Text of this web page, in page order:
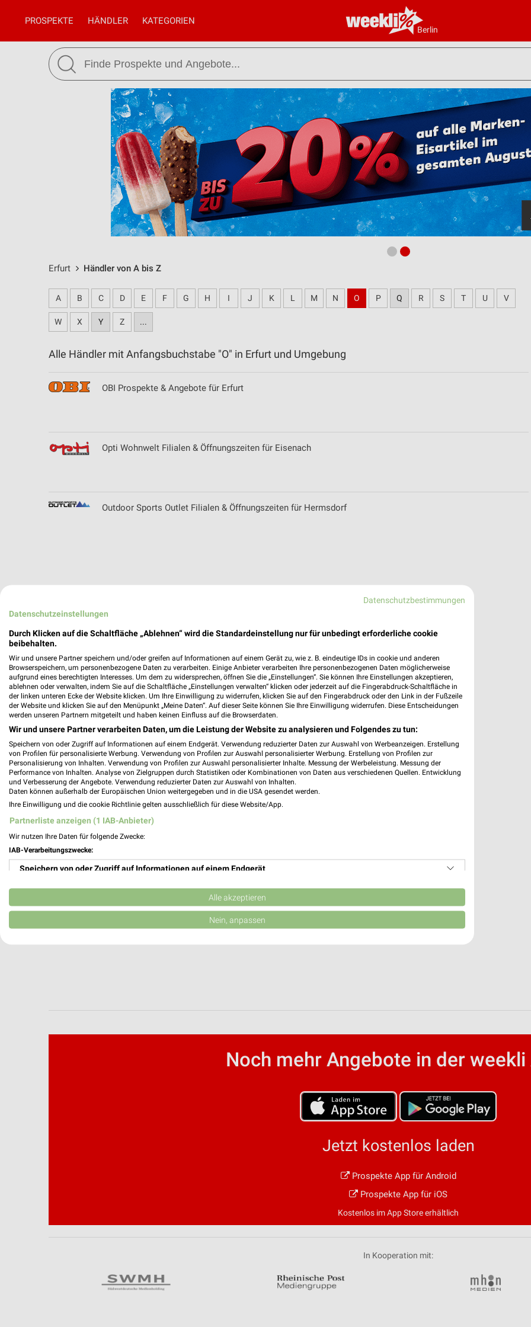
Berlin
PROSPEKTE HÄNDLER KATEGORIEN
Erfurt Händler von A bis Z
A B C D E F G H I J K L M N O P Q R S T U V
W X Y Z ...
Alle Händler mit Anfangsbuchstabe "O" in Erfurt und Umgebung
OBI Prospekte & Angebote für Erfurt
Opti Wohnwelt Filialen & Öffnungszeiten für Eisenach
Outdoor Sports Outlet Filialen & Öffnungszeiten für Hermsdorf
Noch mehr Angebote in der weekli
Jetzt kostenlos laden
Prospekte App für Android
Prospekte App für iOS
Kostenlos im App Store erhältlich
In Kooperation mit:
Datenschutzbestimmungen
Datenschutzeinstellungen
Durch Klicken auf die Schaltfläche „Ablehnen“ wird die Standardeinstellung nur für unbedingt erforderliche cookie
beibehalten.
Wir und unsere Partner speichern und/oder greifen auf Informationen auf einem Gerät zu, wie z. B. eindeutige IDs in cookie und anderen
Browserspeichern, um personenbezogene Daten zu verarbeiten. Einige Anbieter verarbeiten Ihre personenbezogenen Daten möglicherweise
aufgrund eines berechtigten Interesses. Um dem zu widersprechen, öffnen Sie die „Einstellungen“. Sie können Ihre Einstellungen akzeptieren,
ablehnen oder verwalten, indem Sie auf die Schaltfläche „Einstellungen verwalten“ klicken oder jederzeit auf die Fingerabdruck-Schaltfläche in
der linken unteren Ecke der Website klicken. Um Ihre Einwilligung zu widerrufen, klicken Sie auf den Fingerabdruck oder den Link in der Fußzeile
der Website und klicken Sie auf den Menüpunkt „Meine Daten“. Auf dieser Seite können Sie Ihre Einwilligung widerrufen. Diese Entscheidungen
werden unseren Partnern mitgeteilt und haben keinen Einfluss auf die Browserdaten.
Wir und unsere Partner verarbeiten Daten, um die Leistung der Website zu analysieren und Folgendes zu tun:
Speichern von oder Zugriff auf Informationen auf einem Endgerät. Verwendung reduzierter Daten zur Auswahl von Werbeanzeigen. Erstellung
von Profilen für personalisierte Werbung. Verwendung von Profilen zur Auswahl personalisierter Werbung. Erstellung von Profilen zur
Personalisierung von Inhalten. Verwendung von Profilen zur Auswahl personalisierter Inhalte. Messung der Werbeleistung. Messung der
Performance von Inhalten. Analyse von Zielgruppen durch Statistiken oder Kombinationen von Daten aus verschiedenen Quellen. Entwicklung
und Verbesserung der Angebote. Verwendung reduzierter Daten zur Auswahl von Inhalten.
Daten können außerhalb der Europäischen Union weitergegeben und in die USA gesendet werden.
Ihre Einwilligung und die cookie Richtlinie gelten ausschließlich für diese Website/App.
Partnerliste anzeigen (1 IAB-Anbieter)
Wir nutzen Ihre Daten für folgende Zwecke:
IAB-Verarbeitungszwecke:
Speichern von oder Zugriff auf Informationen auf einem Endgerät
Verwendung reduzierter Daten zur Auswahl von Werbeanzeigen
Erstellung von Profilen für personalisierte Werbung
Analyse von Zielgruppen durch Statistiken oder Kombinationen von Daten aus verschiedenen
Alle akzeptieren
Nein, anpassen